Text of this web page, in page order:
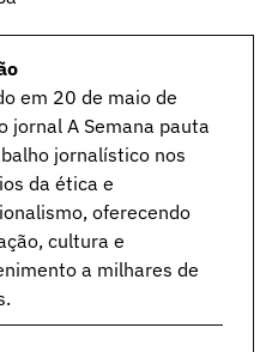
em 20 de maio de
jornal A Semana pauta
jornalístico nos
da ética e
oferecendo
cultura e
a milhares de